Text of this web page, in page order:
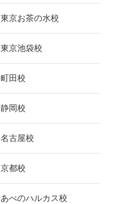
東京お茶の水校
東京池袋校
町田校
静岡校
名古屋校
京都校
あべのハルカス校